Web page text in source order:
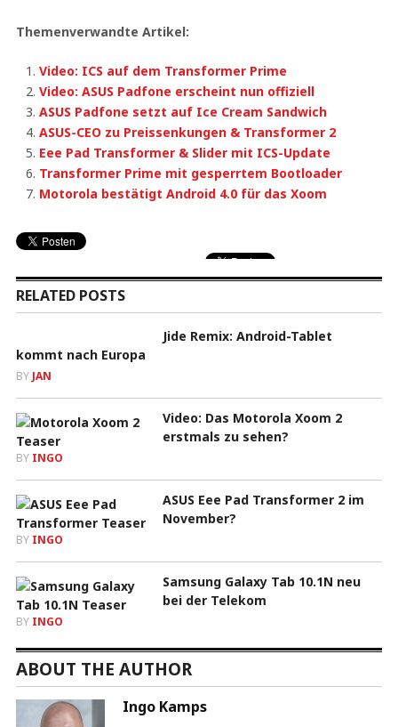
Themenverwandte Artikel:
Video: ICS auf dem Transformer Prime
Video: ASUS Padfone erscheint nun offiziell
ASUS Padfone setzt auf Ice Cream Sandwich
ASUS-CEO zu Preissenkungen & Transformer 2
Eee Pad Transformer & Slider mit ICS-Update
Transformer Prime mit gesperrtem Bootloader
Motorola bestätigt Android 4.0 für das Xoom
RELATED POSTS
Jide Remix: Android-Tablet
kommt nach Europa
BY JAN
Video: Das Motorola Xoom 2
erstmals zu sehen?
BY INGO
ASUS Eee Pad Transformer 2 im
November?
BY INGO
Samsung Galaxy Tab 10.1N neu
bei der Telekom
BY INGO
ABOUT THE AUTHOR
Ingo Kamps